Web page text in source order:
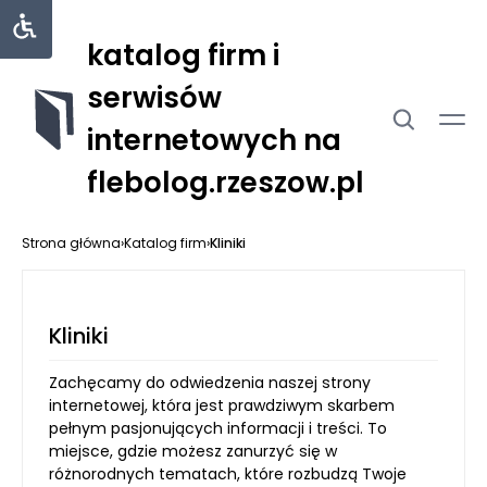
katalog firm i
serwisów
internetowych na
flebolog.rzeszow.pl
Strona główna›Katalog firm›Kliniki
Kliniki
Zachęcamy do odwiedzenia naszej strony
internetowej, która jest prawdziwym skarbem
pełnym pasjonujących informacji i treści. To
miejsce, gdzie możesz zanurzyć się w
różnorodnych tematach, które rozbudzą Twoje